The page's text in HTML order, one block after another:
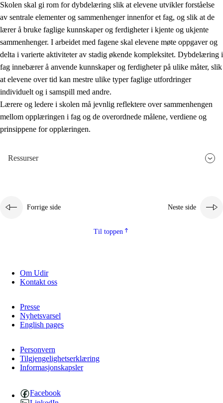
Skolen skal gi rom for dybdelæring slik at elevene utvikler forståelse
av sentrale elementer og sammenhenger innenfor et fag, og slik at de
lærer å bruke faglige kunnskaper og ferdigheter i kjente og ukjente
sammenhenger. I arbeidet med fagene skal elevene møte oppgaver og
delta i varierte aktiviteter av stadig økende kompleksitet. Dybdelæring i
fag innebærer å anvende kunnskaper og ferdigheter på ulike måter, slik
at elevene over tid kan mestre ulike typer faglige utfordringer
individuelt og i samspill med andre.
Lærere og ledere i skolen må jevnlig reflektere over sammenhengen
mellom opplæringen i fag og de overordnede målene, verdiene og
prinsippene for opplæringen.
Ressurser
Forrige side Neste side
Til toppen
Om Udir
Kontakt oss
Presse
Nyhetsvarsel
English pages
Personvern
Tilgjengelighetserklæring
Informasjonskapsler
Facebook